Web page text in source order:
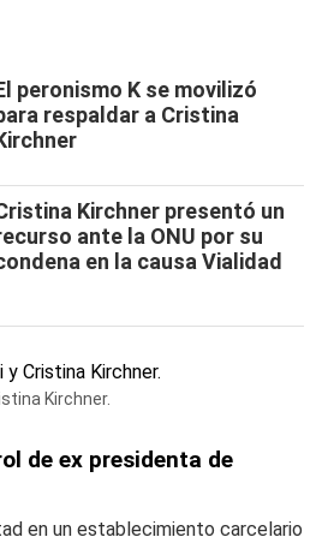
peronismo K se movilizó
respaldar a Cristina
Kirchner presentó un
ante la ONU por su
en la causa Vialidad
Kirchner.
de ex presidenta de
en un establecimiento carcelario